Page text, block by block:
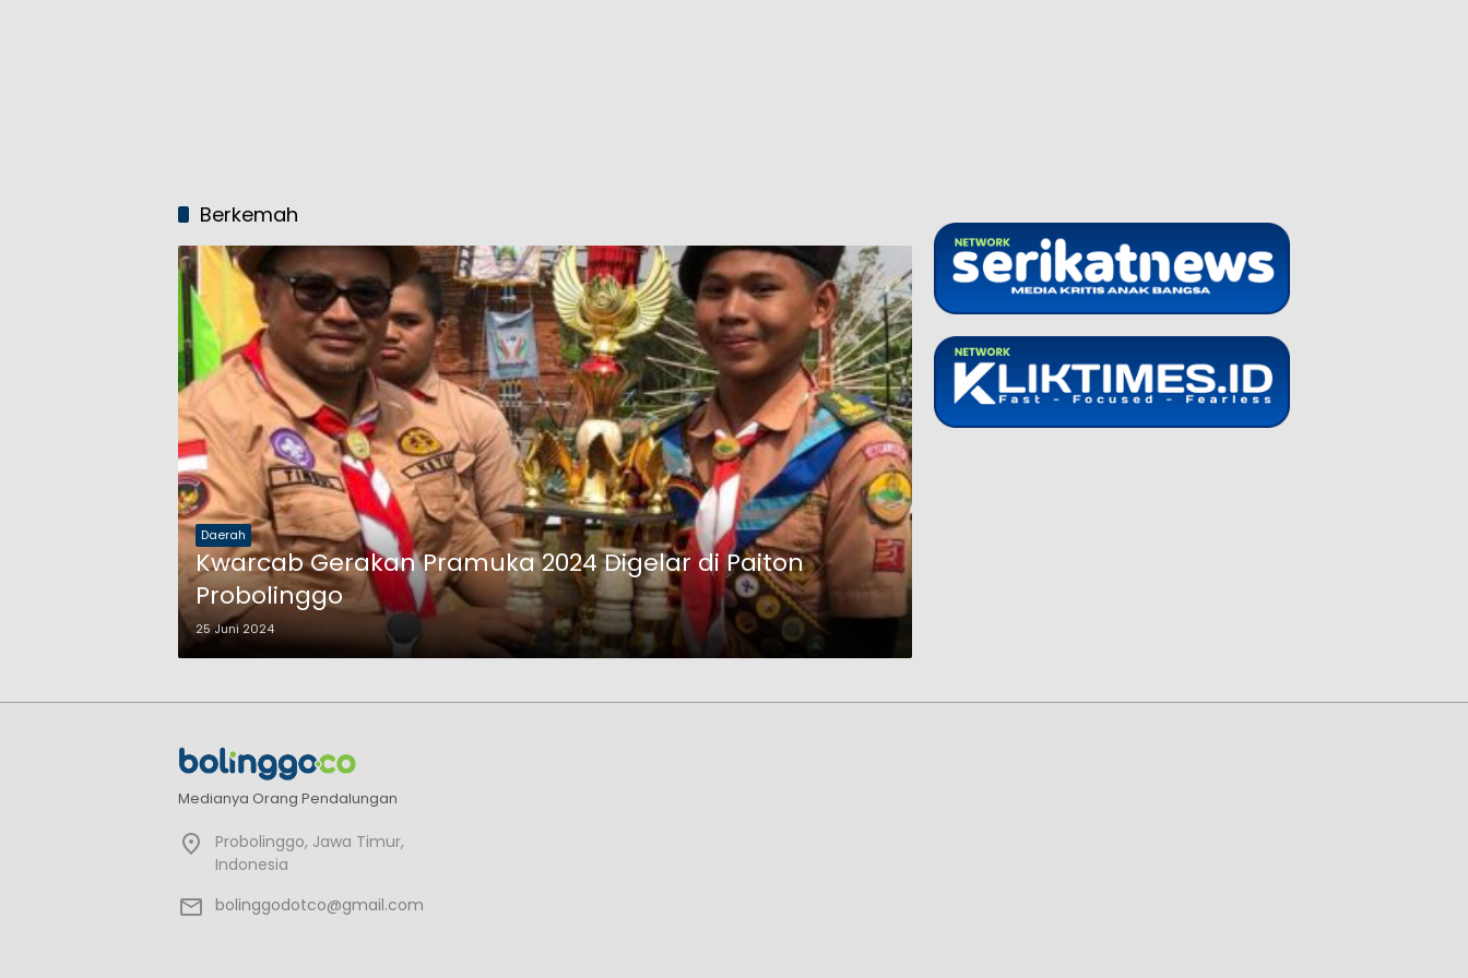
Berkemah
Daerah
Kwarcab Gerakan Pramuka 2024 Digelar di Paiton
Probolinggo
25 Juni 2024
Medianya Orang Pendalungan
Probolinggo, Jawa Timur,
Indonesia
bolinggodotco@gmail.com